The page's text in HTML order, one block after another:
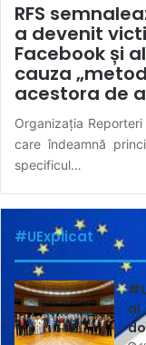
RFS
a devenit
Facebook și
cauza
acestora de
Organizația
care îndeamnă
specificul…
#UExplicat
al